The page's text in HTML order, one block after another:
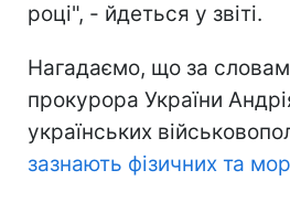
році", - йдеться у звіті.
Нагадаємо, що за
прокурора України
українських
зазнають фізичних та